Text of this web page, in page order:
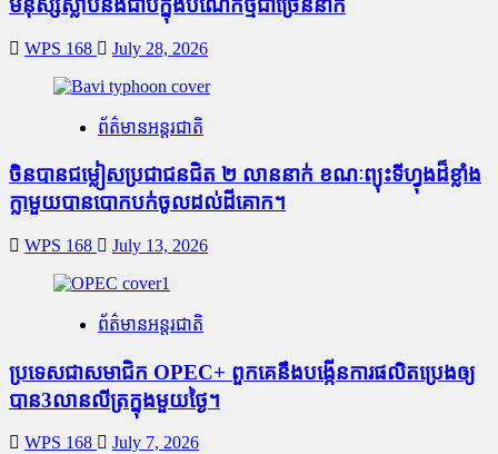
មនុស្សស្លាប់​និង​ជាប់ក្នុងបំណែកថ្មជាច្រើននាក់
WPS 168 July 28, 2026
ព័ត៌មានអន្តរជាតិ
ចិនបានជម្លៀសប្រជាជនជិត ២ លាននាក់ ខណៈព្យុះទីហ្វុងដ៏ខ្លាំង
ក្លាមួយបានបោកបក់ចូលដល់ដីគោក។
WPS 168 July 13, 2026
ព័ត៌មានអន្តរជាតិ
ប្រទេសជាសមាជិក OPEC+​ ពួកគេនឹងបង្កើនការផលិតប្រេងឲ្យ
បាន3លានលីត្រក្នុងមួយថ្ងៃ។
WPS 168 July 7, 2026